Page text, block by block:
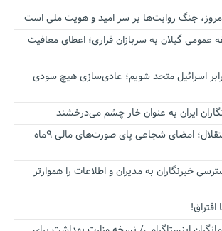
جنگ روایت‌ها بر سر امید و هویت ملی است
عمومی گیلان به سربازان فراری؛ اعطای معافیت
اسرائیل متحد شویم؛ عادی‌سازی هیچ سودی
ایران به عنوان خار چشم می‌درخشند
اتفاق عجیب در استقلال؛ امضای شجاعی پای صورت‌های مالی ٩ماه
خبرنگاران به مدیران و اطلاعات را هموارتر